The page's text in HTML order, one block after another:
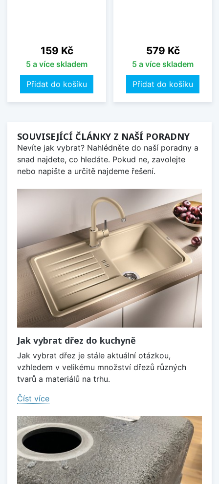
Cena
159 Kč
5 a více skladem
Přidat do košíku
Cena
579 Kč
5 a více skladem
Přidat do košíku
SOUVISEJÍCÍ ČLÁNKY Z NAŠÍ PORADNY
Nevíte jak vybrat? Nahlédněte do naší poradny a
snad najdete, co hledáte. Pokud ne, zavolejte
nebo napište a určitě najdeme řešení.
Jak vybrat dřez do kuchyně
Jak vybrat dřez je stále aktuální otázkou,
vzhledem v velikému množství dřezů různých
tvarů a materiálů na trhu.
Číst více